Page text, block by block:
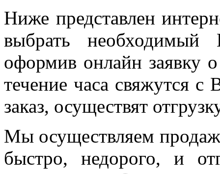
Ниже представлен
выбрать
оформив онлайн заявку
течение часа свяжутся
заказ, осуществят
Мы осуществляем
быстро, недорого, и